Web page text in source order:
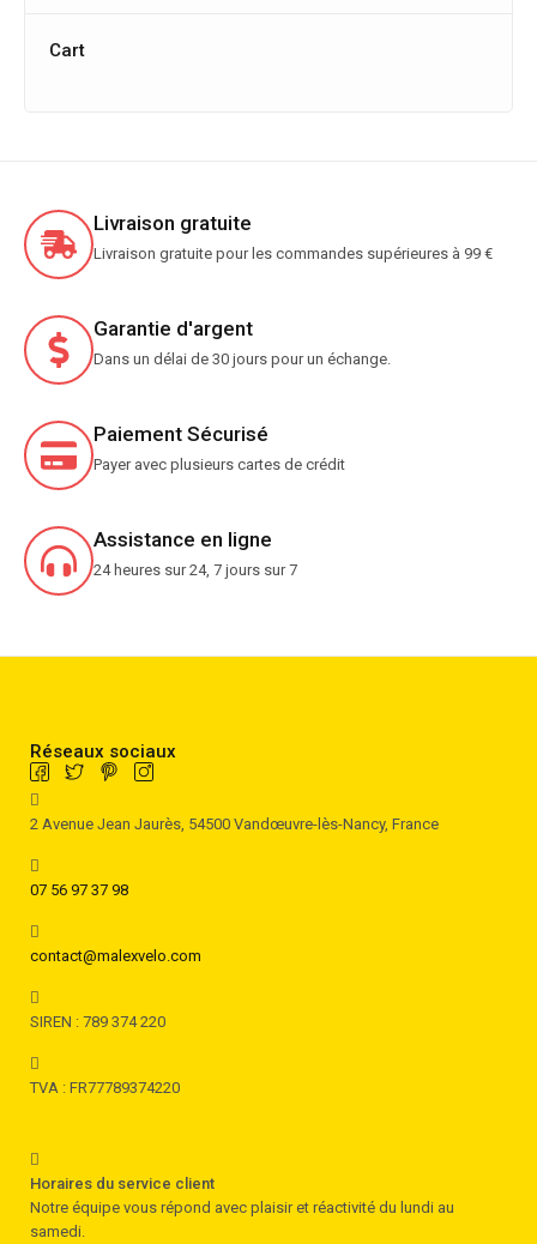
Cart
Livraison gratuite
Livraison gratuite pour les commandes supérieures à 99 €
Garantie d'argent
Dans un délai de 30 jours pour un échange.
Paiement Sécurisé
Payer avec plusieurs cartes de crédit
Assistance en ligne
24 heures sur 24, 7 jours sur 7
Réseaux sociaux
2 Avenue Jean Jaurès, 54500 Vandœuvre-lès-Nancy, France
07 56 97 37 98
contact@malexvelo.com
SIREN : 789 374 220
TVA : FR77789374220
Horaires du service client
Notre équipe vous répond avec plaisir et réactivité du lundi au
samedi.